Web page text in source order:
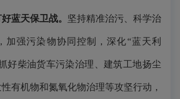
蓝天保卫战。 坚持精准治污、科学治
加强污染物协同控制，深化“蓝天利
好柴油货车污染治理、建筑工地扬尘
有机物和氮氧化物治理等攻坚行动，